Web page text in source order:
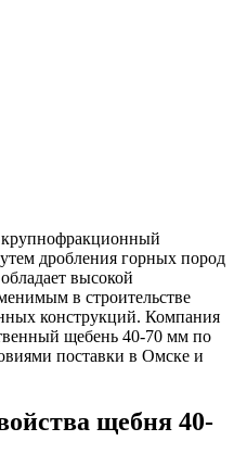
дробления горных пород
высокой
в строительстве
конструкций. Компания
щебень 40-70 мм по
поставки в Омске и
щебня 40-